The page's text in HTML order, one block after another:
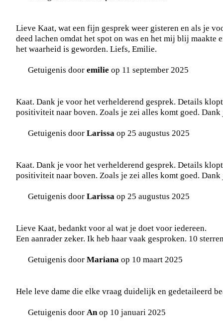
Lieve Kaat, wat een fijn gesprek weer gisteren en als je
deed lachen omdat het spot on was en het mij blij
het waarheid is geworden. Liefs, Emilie.
Getuigenis door emilie op 11 september 2025
Kaat. Dank je voor het verhelderend gesprek. Details
positiviteit naar boven. Zoals je zei alles komt goed.
Getuigenis door Larissa op 25 augustus 2025
Kaat. Dank je voor het verhelderend gesprek. Details
positiviteit naar boven. Zoals je zei alles komt goed.
Getuigenis door Larissa op 25 augustus 2025
Lieve Kaat, bedankt voor al wat je doet voor iedereen.
Een aanrader zeker. Ik heb haar vaak gesproken. 10
Getuigenis door Mariana op 10 maart 2025
Hele leve dame die elke vraag duidelijk en gedetaileerd
Getuigenis door Anop 10 januari 2025